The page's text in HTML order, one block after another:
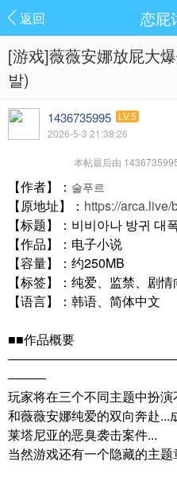
返回 恋屁
[游戏]薇薇安娜放屁大
발)
1436735995 LV.5
2026-5-3 21:38:26
本帖最后由
【作者】： 술푸르
【原地址】： https://
【标题】：비비아나 방귀 대
【作品】：电子小说
【容量】：约250MB
【标签】：纯爱、监禁、剧
【语言】：韩语、简体中文
■■作品概要
―――
玩家将在三个不同主题中扮演
和薇薇安娜纯爱的双向奔赴...
莱塔尼亚的恶臭袭击案件...
当然游戏还有一个隐藏的主题